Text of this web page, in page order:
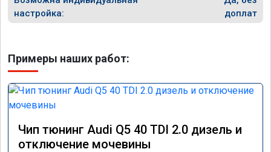
настройка:
доплат
Примеры наших работ:
Чип тюнинг Audi Q5 40 TDI 2.0 дизель и
отключение мочевины